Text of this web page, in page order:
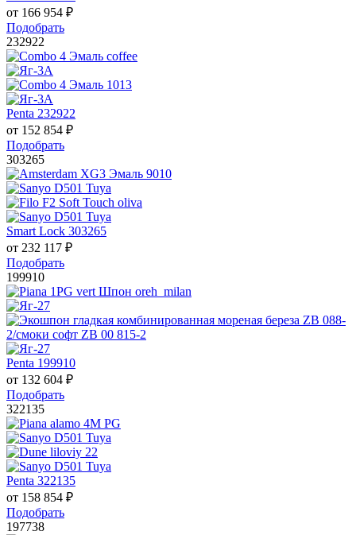
от 166 954 ₽
Подобрать
232922
Penta 232922
от 152 854 ₽
Подобрать
303265
Smart Lock 303265
от 232 117 ₽
Подобрать
199910
Penta 199910
от 132 604 ₽
Подобрать
322135
Penta 322135
от 158 854 ₽
Подобрать
197738